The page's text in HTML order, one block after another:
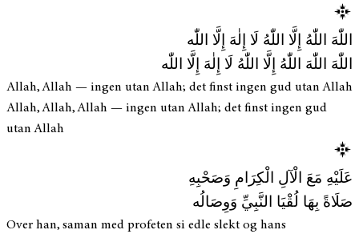
اللّٰهَ اللّٰهُ إِلَّا اللّٰهُ لَا إِلٰهَ إِلَّا اللّٰه
اللّٰهَ اللّٰهَ اللّٰهُ إِلَّا اللّٰهُ لَا إِلٰهَ إِلَّا اللّٰه
Allah, Allah — ingen utan Allah; det finst ingen gud utan Allah
Allah, Allah, Allah — ingen utan Allah; det finst ingen gud
utan Allah
عَلَيْهِ مَعَ الْآلِ الْكِرَامِ وَصَحْبِهِ
صَلَاةً بِهَا لُقْيَا النَّبِيِّ وَوِصَالُه
Over han, saman med profeten si edle slekt og hans